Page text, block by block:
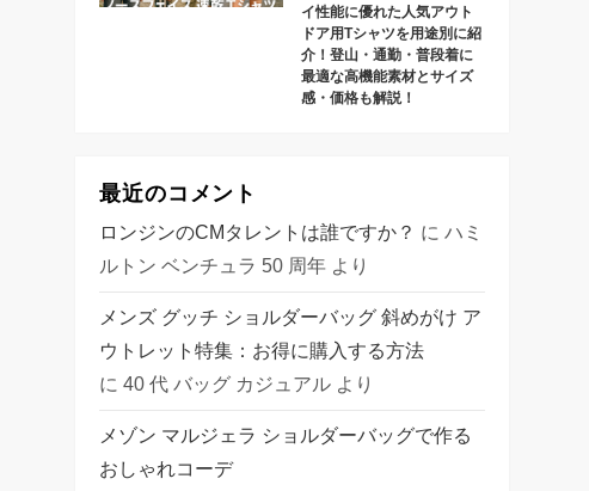
イ性能に優れた人気アウト
ドア用Tシャツを用途別に紹
介！登山・通勤・普段着に
最適な高機能素材とサイズ
感・価格も解説！
最近のコメント
ロンジンのCMタレントは誰ですか？ に ハミ
ルトン ベンチュラ 50 周年より
メンズ グッチ ショルダーバッグ 斜めがけ ア
ウトレット特集：お得に購入する方法
に 40 代 バッグ カジュアルより
メゾン マルジェラ ショルダーバッグで作る
おしゃれコーデ